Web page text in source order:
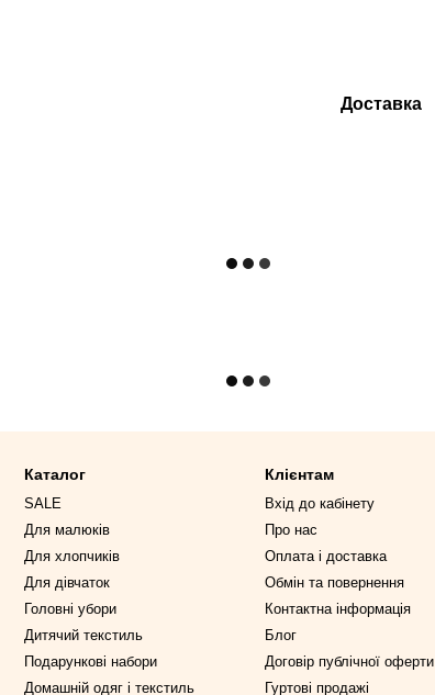
Доставка
Каталог
SALE
Для малюків
Для хлопчиків
Для дівчаток
Головні убори
Дитячий текстиль
Подарункові набори
Домашній одяг і текстиль
Клієнтам
Вхід до кабінету
Про нас
Оплата і доставка
Обмін та повернення
Контактна інформація
Блог
Договір публічної оферти
Гуртові продажі